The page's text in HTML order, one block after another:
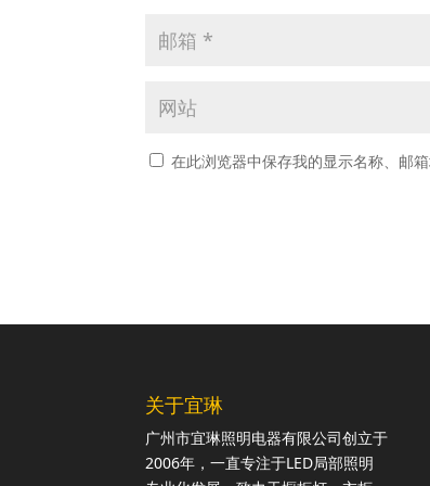
在此浏览器中保存我的显示名称、邮
关于宜琳
广州市宜琳照明电器有限公司创立于
2006年，一直专注于LED局部照明